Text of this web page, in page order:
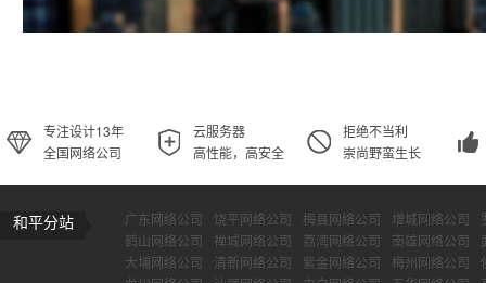
专注设计13年
全国网络公司
云服务器
高性能，高安全
拒绝不当利
崇尚野蛮生长
和平分站 广东网络公司 饶平网络公司 梅县网络公司 增城网络公司
鹤山网络公司
禅城网络公司 荔湾网络公司 南雄网络公司
大埔网络公司
清新网络公司 紫金网络公司 梅州网络公司